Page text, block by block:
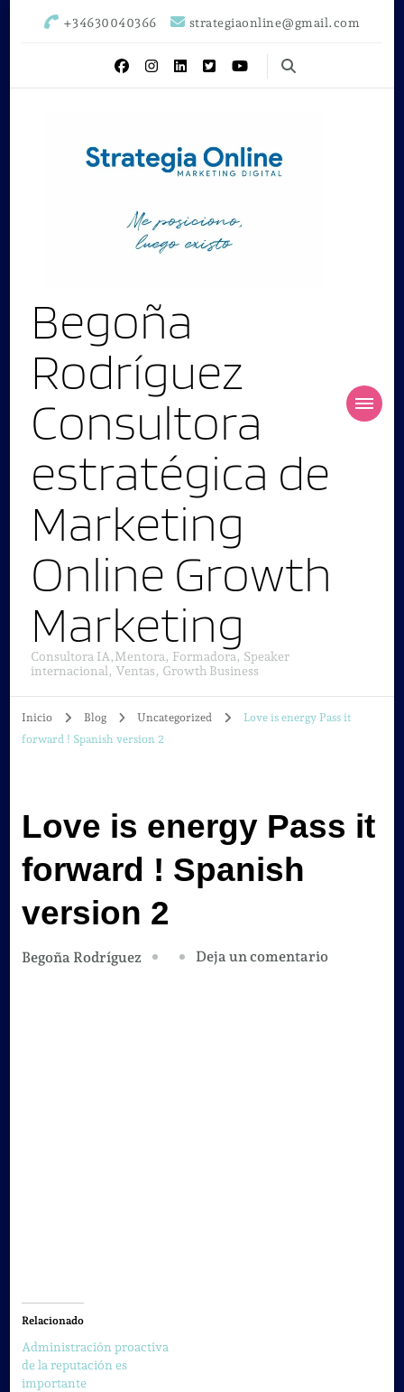
+34630040366 strategiaonline@gmail.com
Begoña
Rodríguez
Consultora
estratégica de
Marketing
Online Growth
Marketing
Consultora IA,Mentora, Formadora, Speaker
internacional, Ventas, Growth Business
Inicio Blog Uncategorized
Love is energy Pass it
forward ! Spanish version 2
Love is energy Pass it
forward ! Spanish
version 2
Begoña Rodríguez Deja un comentarioen
Relacionado
Administración proactiva
de la reputación es
importante